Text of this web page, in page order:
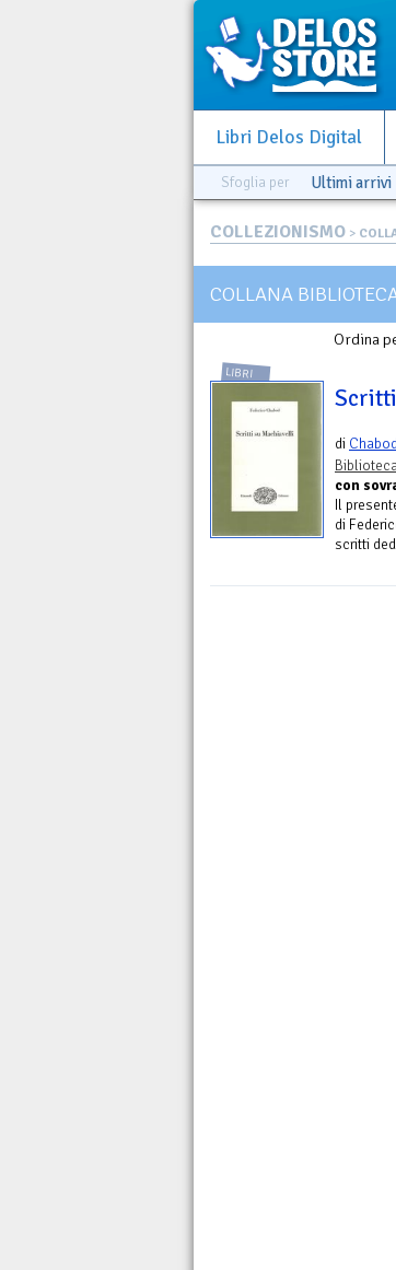
Libri Delos Digital
Sfoglia per Ultimi arrivi
COLLEZIONISMO >
COLLANA
Ordina
LIBRI
di
con
Il
di
scritti